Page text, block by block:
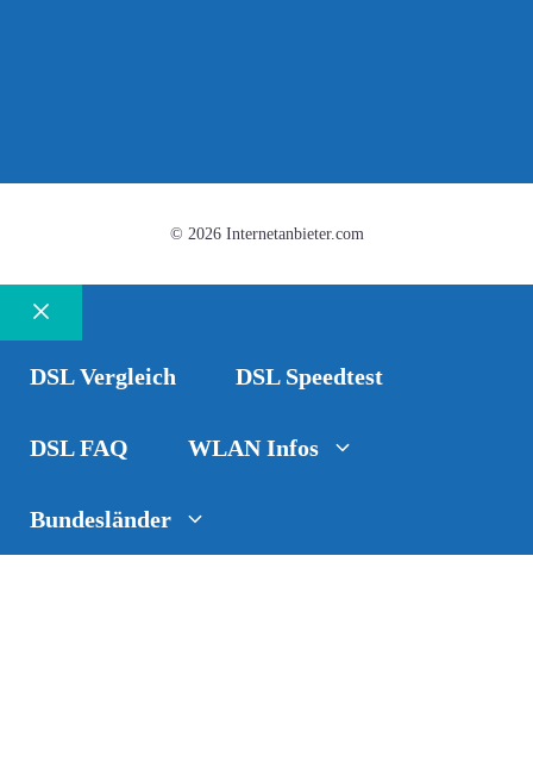
© 2026 Internetanbieter.com
Schließen
DSL Vergleich DSL Speedtest
DSL FAQ WLAN Infos
Bundesländer